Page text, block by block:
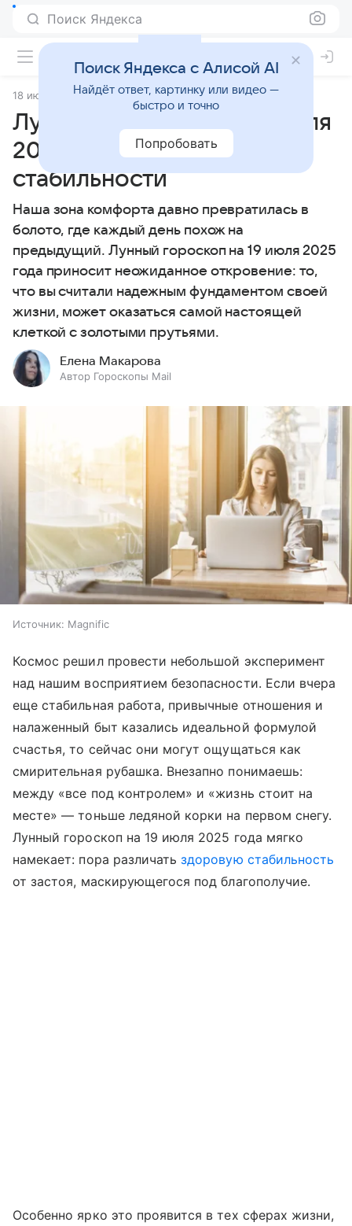
Поиск Яндекса
18 июля 2025 Статьи
Лунный гороскоп на 19 июля
2025 года: золотая клетка
стабильности
Наша зона комфорта давно превратилась в
болото, где каждый день похож на
предыдущий. Лунный гороскоп на 19 июля 2025
года приносит неожиданное откровение: то,
что вы считали надежным фундаментом своей
жизни, может оказаться самой настоящей
клеткой с золотыми прутьями.
Елена Макарова
Автор Гороскопы Mail
Источник: Magnific
Космос решил провести небольшой эксперимент
над нашим восприятием безопасности. Если вчера
еще стабильная работа, привычные отношения и
налаженный быт казались идеальной формулой
счастья, то сейчас они могут ощущаться как
смирительная рубашка. Внезапно понимаешь:
между «все под контролем» и «жизнь стоит на
месте» — тоньше ледяной корки на первом снегу.
Лунный гороскоп на 19 июля 2025 года мягко
намекает: пора различать здоровую стабильность
от застоя, маскирующегося под благополучие.
Особенно ярко это проявится в тех сферах жизни,
Поиск Яндекса с Алисой AI
Найдёт ответ, картинку или видео —
быстро и точно
Попробовать